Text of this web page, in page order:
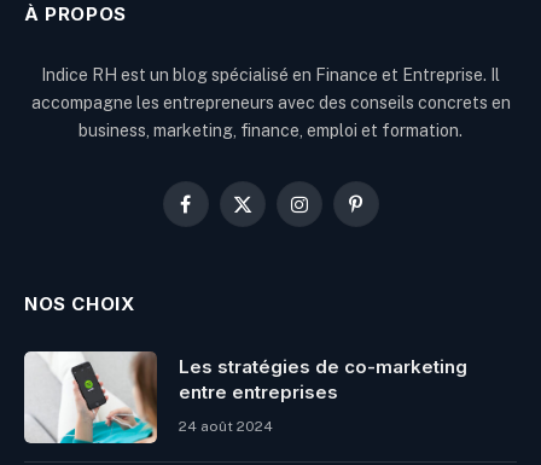
À PROPOS
Indice RH est un blog spécialisé en Finance et Entreprise. Il
accompagne les entrepreneurs avec des conseils concrets en
business, marketing, finance, emploi et formation.
Facebook
X
InstagramPinterest
NOS CHOIX
Les stratégies de co-marketing
entre entreprises
24 août 2024